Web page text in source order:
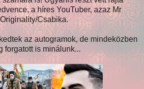
a híres YouTuber, azaz Mr
Originality/Csabika.
az autogramok, de mindeközben
forgatott is minálunk...